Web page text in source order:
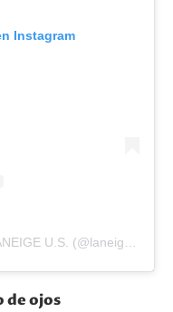
Instagram
Una publicación compartida por LANEIGE U.S. (@laneige_us)
de ojos